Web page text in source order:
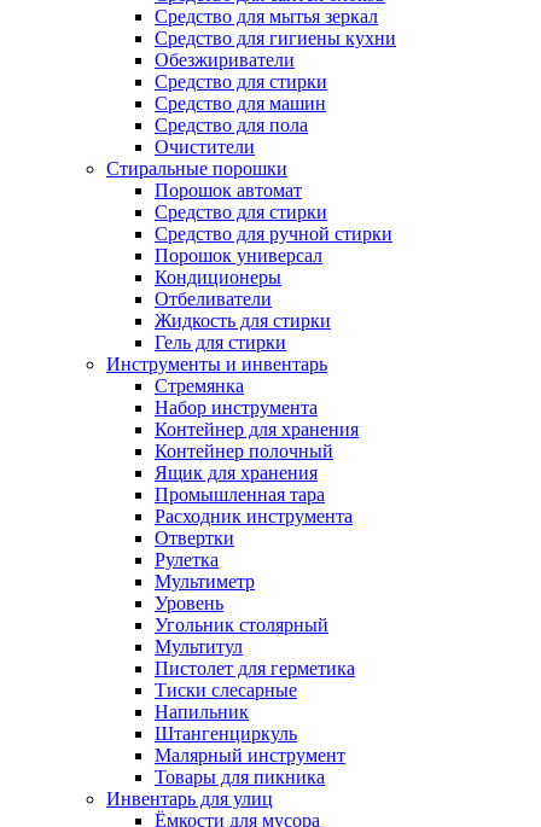
Средство для мытья зеркал
Средство для гигиены кухни
Обезжириватели
Средство для стирки
Средство для машин
Средство для пола
Очистители
Стиральные порошки
Порошок автомат
Средство для стирки
Средство для ручной стирки
Порошок универсал
Кондиционеры
Отбеливатели
Жидкость для стирки
Гель для стирки
Инструменты и инвентарь
Стремянка
Набор инструмента
Контейнер для хранения
Контейнер полочный
Ящик для хранения
Промышленная тара
Расходник инструмента
Отвертки
Рулетка
Мультиметр
Уровень
Угольник столярный
Мультитул
Пистолет для герметика
Тиски слесарные
Напильник
Штангенциркуль
Малярный инструмент
Товары для пикника
Инвентарь для улиц
Ёмкости для мусора